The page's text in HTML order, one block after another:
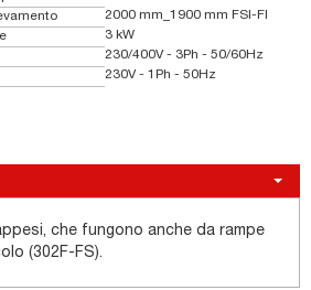
2000 mm_1900 mm FSI-FI
3 kW
230/400V - 3Ph - 50/60Hz
230V - 1Ph - 50Hz
che fungono anche da rampe
(302F-FS).